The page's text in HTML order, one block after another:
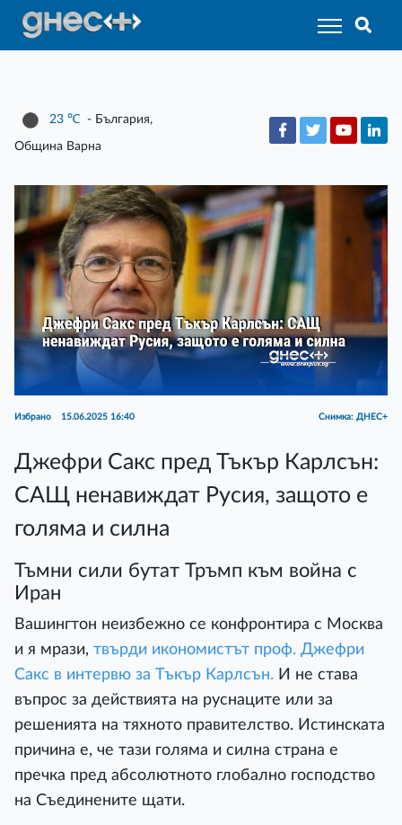
23 ℃ - България,
Община Варна
Избрано 15.06.2025 16:40 Снимка: ДНЕС+
Джефри Сакс пред Тъкър Карлсън:
САЩ ненавиждат Русия, защото е
голяма и силна
Тъмни сили бутат Тръмп към война с
Иран
Вашингтон неизбежно се конфронтира с Москва
и я мрази, твърди икономистът проф. Джефри
Сакс в интервю за Тъкър Карлсън. И не става
въпрос за действията на руснаците или за
решенията на тяхното правителство. Истинската
причина е, че тази голяма и силна страна е
пречка пред абсолютното глобално господство
на Съединените щати.